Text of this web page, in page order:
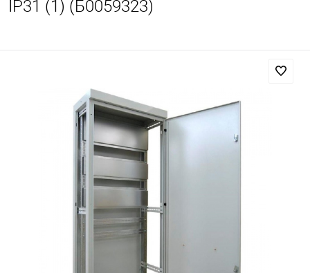
IP31 (1) (Б0059323)